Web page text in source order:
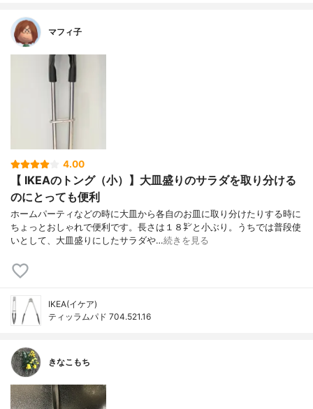
マフィ子
4.00
【 IKEAのトング（小）】大皿盛りのサラダを取り分ける
のにとっても便利
ホームパーティなどの時に大皿から各自のお皿に取り分けたりする時に
ちょっとおしゃれで便利です。長さは１８㌢と小ぶり。うちでは普段使
いとして、大皿盛りにしたサラダや…続きを見る
IKEA(イケア)
ティッラムパド 704.521.16
きなこもち